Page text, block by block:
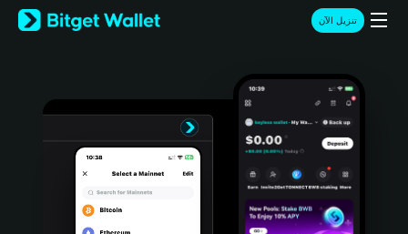
English
日本語
Türkçe
تنزيل الآن